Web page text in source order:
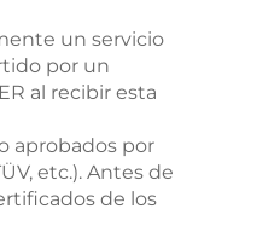
un servicio
por un
al recibir esta
aprobados por
etc.). Antes de
de los